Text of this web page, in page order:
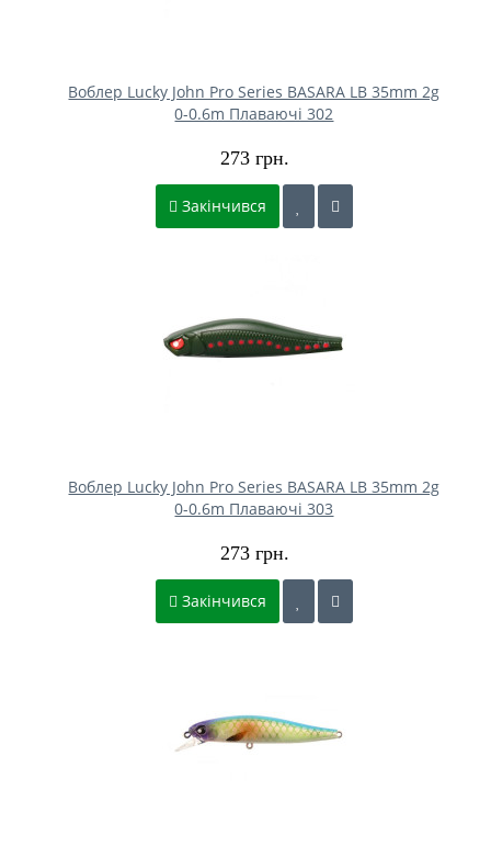
Воблер Lucky John Pro Series BASARA LB 35mm 2g
0-0.6m Плаваючі 302
273 грн.
Закінчився
Воблер Lucky John Pro Series BASARA LB 35mm 2g
0-0.6m Плаваючі 303
273 грн.
Закінчився